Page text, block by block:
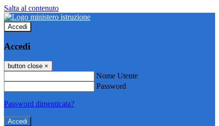
Salta al contenuto
Accedi
Accedi
button close ×
Nome Utente
Password
Password dimenticata?